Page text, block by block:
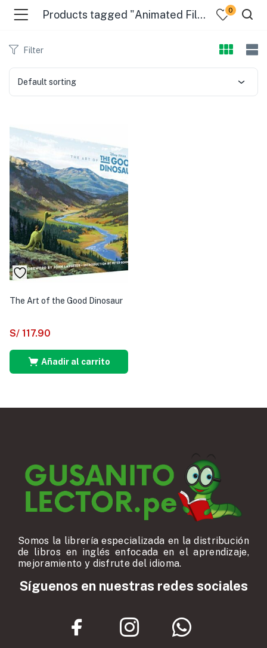
Products tagged "Animated Films - United States" 0
Filter
Default sorting
The Art of the Good Dinosaur
S/ 117.90
Añadir al carrito
Somos la librería especializada en la distribución
de libros en inglés enfocada en el aprendizaje,
mejoramiento y disfrute del idioma.
Síguenos en nuestras redes sociales